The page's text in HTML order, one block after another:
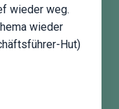
wieder weg.
wieder
Hut)